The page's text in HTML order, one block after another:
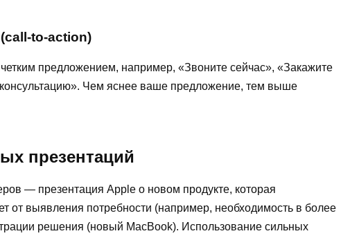
to-action)
предложением, например, «Звоните сейчас», «Закажите
Чем яснее ваше предложение, тем выше
презентаций
— презентация Apple о новом продукте, которая
от выявления потребности (например, необходимость в более
решения (новый MacBook). Использование сильных